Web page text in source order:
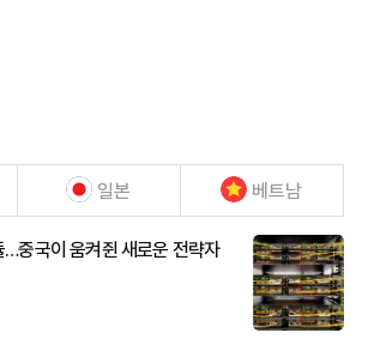
일본 베트남
중국이 움켜쥔 새로운 전략자